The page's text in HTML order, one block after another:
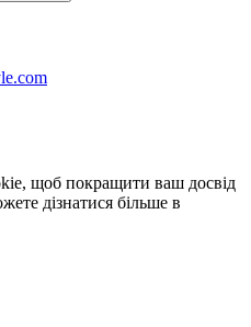
щоб покращити ваш досвід
дізнатися більше в